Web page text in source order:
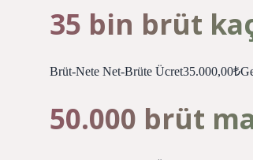
35 bin brüt
Brüt-Nete Net-Brüte
50.000 brüt